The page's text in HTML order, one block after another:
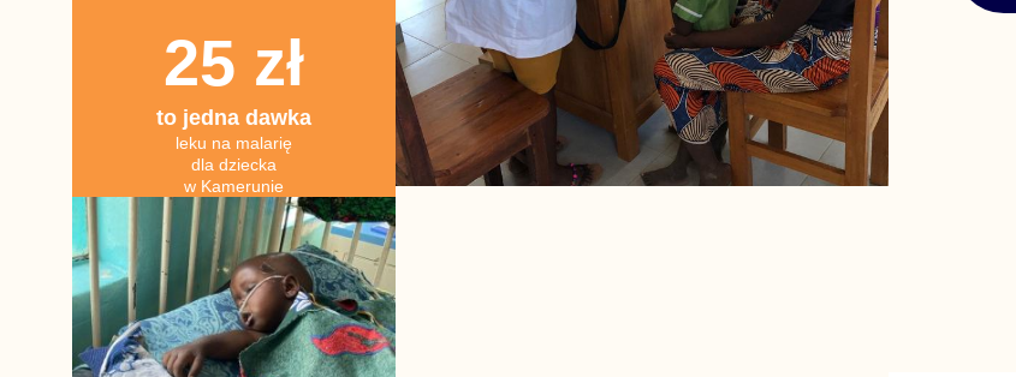
25 zł
to jedna dawka
leku na malarię
dla dziecka
w Kamerunie